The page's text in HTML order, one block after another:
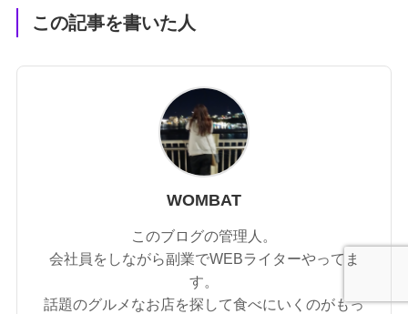
この記事を書いた人
WOMBAT
このブログの管理人。
会社員をしながら副業でWEBライターやってま
す。
話題のグルメなお店を探して食べにいくのがもっ